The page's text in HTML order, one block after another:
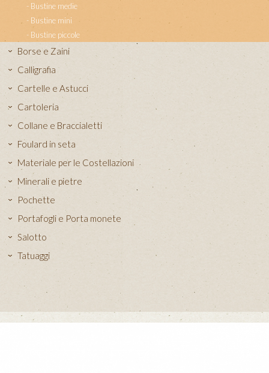
Bustine medie
Bustine mini
Bustine piccole
Borse e Zaini
Calligrafia
Cartelle e Astucci
Cartoleria
Collane e Braccialetti
Foulard in seta
Materiale per le Costellazioni
Minerali e pietre
Pochette
Portafogli e Porta monete
Salotto
Tatuaggi